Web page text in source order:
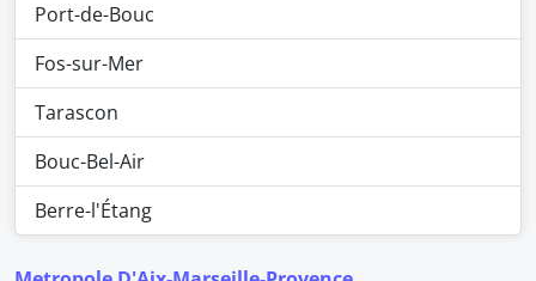
Port-de-Bouc
Fos-sur-Mer
Tarascon
Bouc-Bel-Air
Berre-l'Étang